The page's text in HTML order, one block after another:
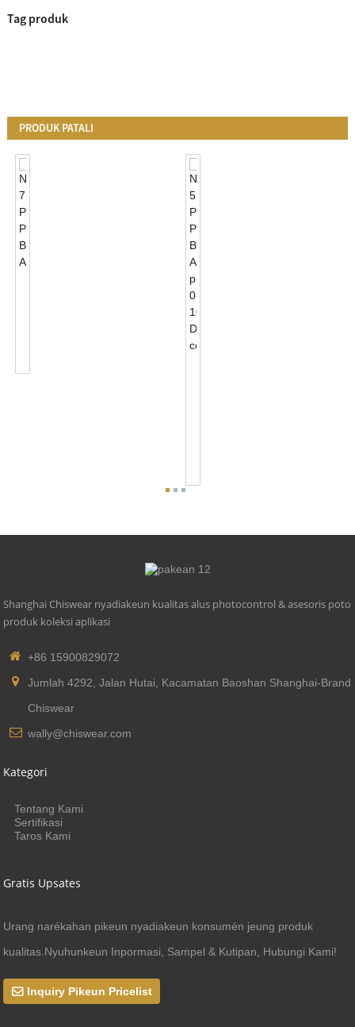
Tag produk
PRODUK PATALI
Shanghai Chiswear nyadiakeun kualitas alus photocontrol & asesoris poto
produk koleksi aplikasi
+86 15900829072
Jumlah 4292, Jalan Hutai, Kacamatan Baoshan Shanghai-Brand
Chiswear
wally@chiswear.com
Kategori
Tentang Kami
Sertifikasi
Taros Kami
Gratis Upsates
Urang narékahan pikeun nyadiakeun konsumén jeung produk
kualitas.Nyuhunkeun Inpormasi, Sampel & Kutipan, Hubungi Kami!
Inquiry Pikeun Pricelist